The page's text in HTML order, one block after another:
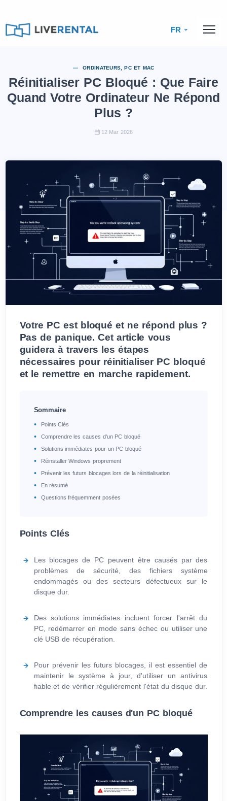
FR
ORDINATEURS, PC ET MAC
Réinitialiser PC Bloqué : Que Faire
Quand Votre Ordinateur Ne Répond
Plus ?
12 Mar 2026
Votre PC est bloqué et ne répond plus ?
Pas de panique. Cet article vous
guidera à travers les étapes
nécessaires pour réinitialiser PC bloqué
et le remettre en marche rapidement.
Sommaire
Points Clés
Comprendre les causes d'un PC bloqué
Solutions immédiates pour un PC bloqué
Réinstaller Windows proprement
Prévenir les futurs blocages lors de la réinitialisation
En résumé
Questions fréquemment posées
Points Clés
Les blocages de PC peuvent être causés par des
problèmes de sécurité, des fichiers système
endommagés ou des secteurs défectueux sur le
disque dur.
Des solutions immédiates incluent forcer l'arrêt du
PC, redémarrer en mode sans échec ou utiliser une
clé USB de récupération.
Pour prévenir les futurs blocages, il est essentiel de
maintenir le système à jour, d'utiliser un antivirus
fiable et de vérifier régulièrement l'état du disque dur.
Comprendre les causes d'un PC bloqué